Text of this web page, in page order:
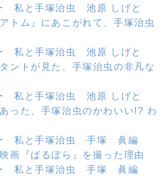
私と手塚治虫 池原 しげと
ム』にあこがれて、手塚治虫
私と手塚治虫 池原 しげと
トが見た、手塚治虫の非凡な
私と手塚治虫 池原 しげと
た、手塚治虫のかわいい!? わ
ー 私と手塚治虫 手塚 眞編
画『ばるぼら』を撮った理由
ー 私と手塚治虫 手塚 眞編